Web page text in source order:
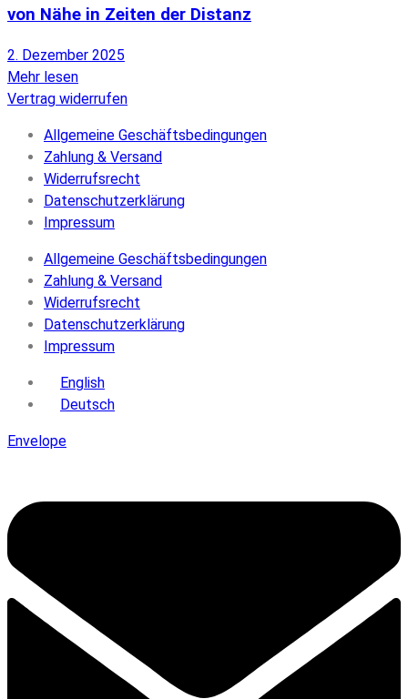
von Nähe in Zeiten der Distanz
2. Dezember 2025
Mehr lesen
Vertrag widerrufen
Allgemeine Geschäftsbedingungen
Zahlung & Versand
Widerrufsrecht
Datenschutzerklärung
Impressum
Allgemeine Geschäftsbedingungen
Zahlung & Versand
Widerrufsrecht
Datenschutzerklärung
Impressum
English
Deutsch
Envelope